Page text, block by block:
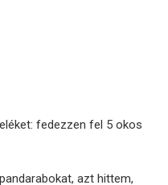
fedezzen fel 5 okos
azt hittem,